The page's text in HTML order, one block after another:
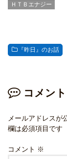
ＨＴＢエナジー
『昨日』のお話
コメン
メールアドレスが
欄は必須項目です
コメント ※